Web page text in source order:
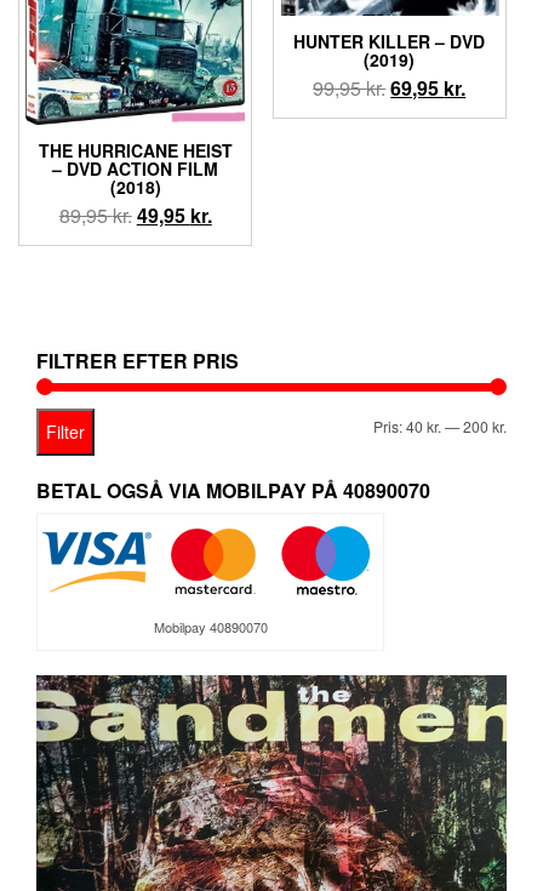
THE HURRICANE HEIST
– DVD ACTION FILM
(2018)
89,95kr.Den
oprindelige
49,95 kr.Den
aktuelle
HUNTER KILLER – DVD
(2019)
99,95kr.Den
oprindelige
69,95 kr.Den
aktuelle
FILTRER EFTER PRIS
Filter Pris:40 kr. —200 kr.
BETAL OGSÅ VIA MOBILPAY PÅ 40890070
Mobilpay 40890070